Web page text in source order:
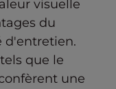
visuelle
du
d'entretien.
que le
une